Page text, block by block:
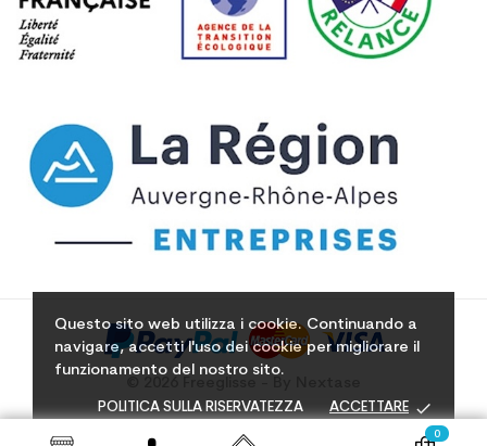
Questo sito web utilizza i cookie. Continuando a
navigare, accetti l'uso dei cookie per migliorare il
funzionamento del nostro sito.
POLITICA SULLA RISERVATEZZA ACCETTARE done
0